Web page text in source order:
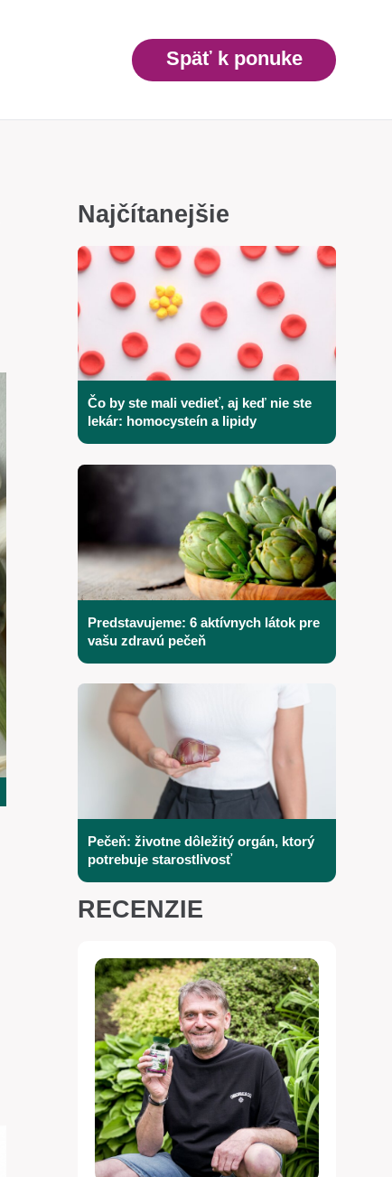
Späť k ponuke
Najčítanejšie
Čo by ste mali vedieť, aj keď nie ste
lekár: homocysteín a lipidy
Predstavujeme: 6 aktívnych látok pre
vašu zdravú pečeň
Pečeň: životne dôležitý orgán, ktorý
potrebuje starostlivosť
RECENZIE